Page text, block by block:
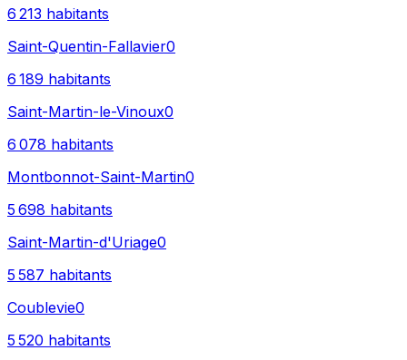
6 213 habitants
Saint-Quentin-Fallavier0
6 189 habitants
Saint-Martin-le-Vinoux0
6 078 habitants
Montbonnot-Saint-Martin0
5 698 habitants
Saint-Martin-d'Uriage0
5 587 habitants
Coublevie0
5 520 habitants